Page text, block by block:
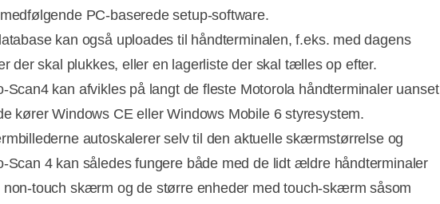
PC-baserede setup-software.
kan også uploades til håndterminalen, f.eks. med dagens
der skal plukkes, eller en lagerliste der skal tælles op efter.
Scan4 kan afvikles på langt de fleste Motorola håndterminaler uanset
kører Windows CE eller Windows Mobile 6 styresystem.
autoskalerer selv til den aktuelle skærmstørrelse og
Scan 4 kan således fungere både med de lidt ældre håndterminaler
non-touch skærm og de større enheder med touch-skærm såsom